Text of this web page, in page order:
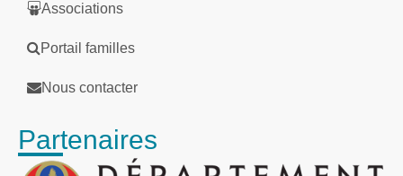
Associations
Portail familles
Nous contacter
Partenaires